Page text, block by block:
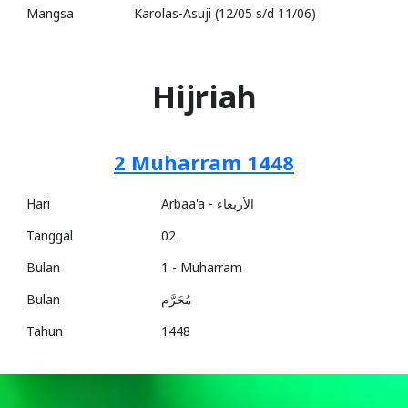
Mangsa
Karolas-Asuji (12/05 s/d 11/06)
Hijriah
2 Muharram 1448
Hari
Arbaa'a - الأربعاء
Tanggal
02
Bulan
1 - Muharram
Bulan
مُحَرَّم
Tahun
1448